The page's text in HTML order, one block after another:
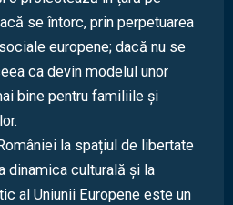
se întorc, prin perpetuarea
europene; dacă nu se
ca devin modelul unor
bine pentru familiile și
la spațiul de libertate
dinamica culturală și la
al Uniunii Europene este un